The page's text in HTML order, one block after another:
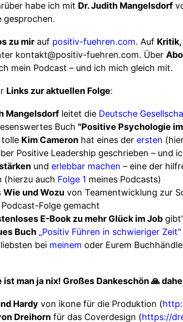
habe ich mit Dr. Judith Mangelsdorf
gesprochen.
zu mir auf positiv-fuehren.com. Auf Kritik,
kontakt@positiv-fuehren.com. Über
mein Podcast – und ich mich gleich mit.
Links zur aktuellen Folge:
Mangelsdorf leitet die Deutsche
Buch "Positive Psychologie
tolle Kim Cameron hat eines der ersten
Positive Leadership geschrieben – und
und erlebbar machen – eine der
(hierzu auch Folge 1 meines Podcasts)
Wie und Wozu von Teamentwicklung zur
Podcast-Folge gemacht
E-Book zu mehr Glück im Job
Buch „Positiv Führen in schwieriger Zeit"
bei meinem oder Eurem
ist man ja nix! Großes Dankeschön 🙏
Hardy von ikone für die Produktion (
Dreihorn für das Coverdesign (https://